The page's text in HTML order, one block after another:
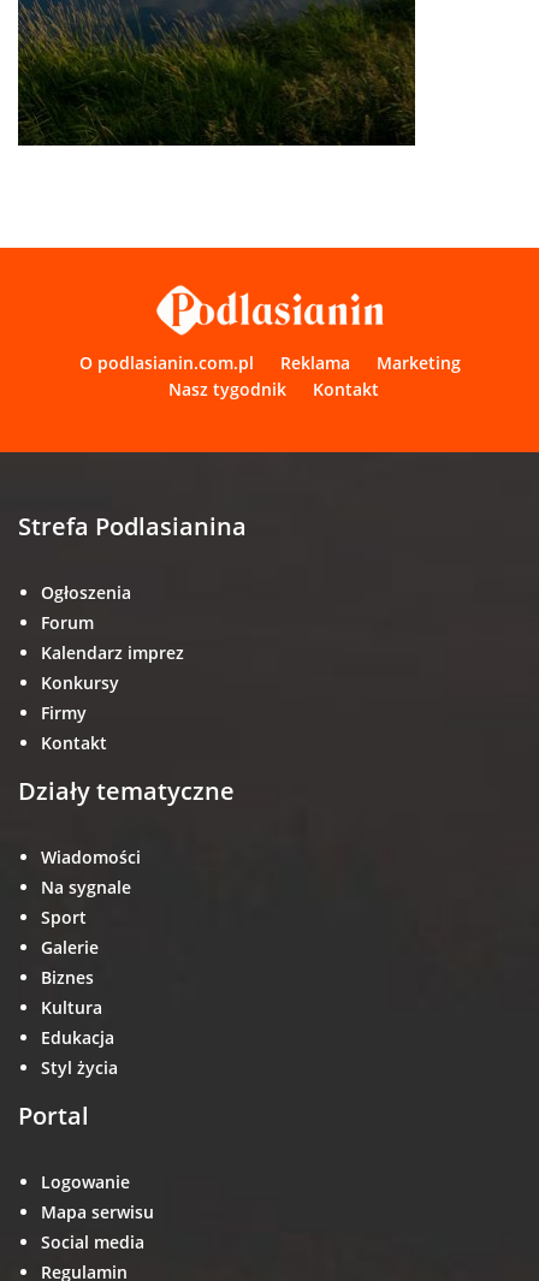
O podlasianin.com.pl Reklama
Marketing
Nasz tygodnik
Kontakt
Strefa Podlasianina
Ogłoszenia
Forum
Kalendarz imprez
Konkursy
Firmy
Kontakt
Działy tematyczne
Wiadomości
Na sygnale
Sport
Galerie
Biznes
Kultura
Edukacja
Styl życia
Portal
Logowanie
Mapa serwisu
Social media
Regulamin